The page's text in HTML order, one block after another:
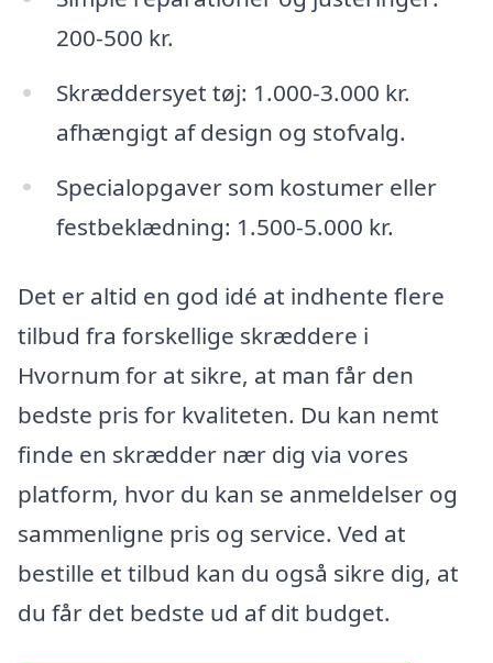
200-500 kr.
Skræddersyet tøj: 1.000-3.000 kr.
afhængigt af design og stofvalg.
Specialopgaver som kostumer eller
festbeklædning: 1.500-5.000 kr.
Det er altid en god idé at indhente flere
tilbud fra forskellige skræddere i
Hvornum for at sikre, at man får den
bedste pris for kvaliteten. Du kan nemt
finde en skrædder nær dig via vores
platform, hvor du kan se anmeldelser og
sammenligne pris og service. Ved at
bestille et tilbud kan du også sikre dig, at
du får det bedste ud af dit budget.